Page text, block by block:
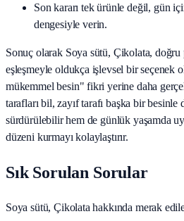
Son kararı tek ürünle değil, gün
dengesiyle verin.
Sonuç olarak Soya sütü, Çikolata, doğru
eşleşmeyle oldukça işlevsel bir seçenek
mükemmel besin" fikri yerine daha
tarafları bil, zayıf tarafı başka bir besinle
sürdürülebilir hem de günlük yaşamda
düzeni kurmayı kolaylaştırır.
Sık Sorulan Sorular
Soya sütü, Çikolata hakkında merak